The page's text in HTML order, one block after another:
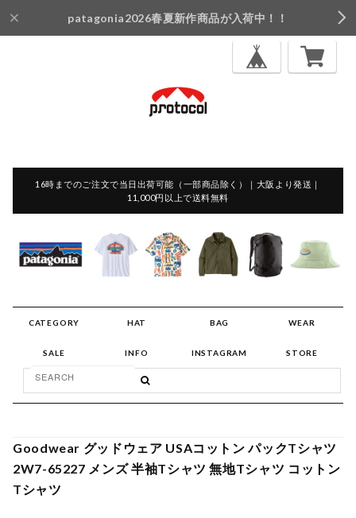
patagonia2026春夏新作商品が入荷中！！
16時までのご注文で当日出荷可能（一部商品除く）｜大阪より発送｜
11,000円以上で送料無料
CATEGORY HAT BAG WEAR
SALE INFO INSTAGRAM STORE
Goodwear グッドウェア USAコットン パックTシャツ
2W7-65227 メンズ 半袖Tシャツ 無地Tシャツ コットン
Tシャツ